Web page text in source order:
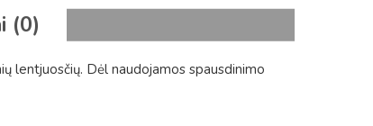
(0)
lentjuosčių. Dėl naudojamos spausdinimo